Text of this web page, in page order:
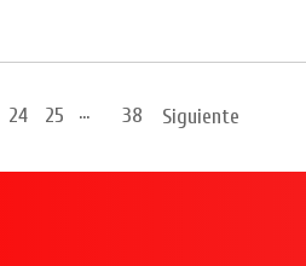
24 25 ... 38 Siguiente